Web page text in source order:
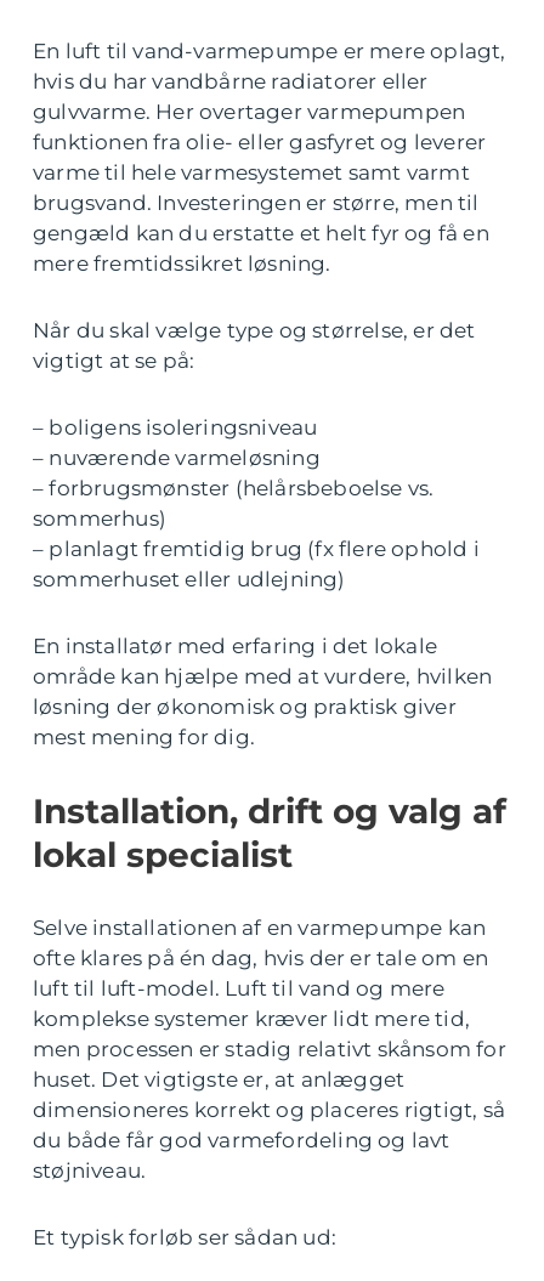
En luft til vand-varmepumpe er mere oplagt,
hvis du har vandbårne radiatorer eller
gulvvarme. Her overtager varmepumpen
funktionen fra olie- eller gasfyret og leverer
varme til hele varmesystemet samt varmt
brugsvand. Investeringen er større, men til
gengæld kan du erstatte et helt fyr og få en
mere fremtidssikret løsning.
Når du skal vælge type og størrelse, er det
vigtigt at se på:
– boligens isoleringsniveau
– nuværende varmeløsning
– forbrugsmønster (helårsbeboelse vs.
sommerhus)
– planlagt fremtidig brug (fx flere ophold i
sommerhuset eller udlejning)
En installatør med erfaring i det lokale
område kan hjælpe med at vurdere, hvilken
løsning der økonomisk og praktisk giver
mest mening for dig.
Installation, drift og valg af
lokal specialist
Selve installationen af en varmepumpe kan
ofte klares på én dag, hvis der er tale om en
luft til luft-model. Luft til vand og mere
komplekse systemer kræver lidt mere tid,
men processen er stadig relativt skånsom for
huset. Det vigtigste er, at anlægget
dimensioneres korrekt og placeres rigtigt, så
du både får god varmefordeling og lavt
støjniveau.
Et typisk forløb ser sådan ud: